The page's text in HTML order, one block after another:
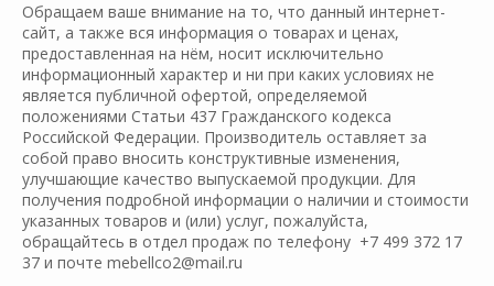
Обращаем ваше внимание на то, что данный интернет-
сайт, а также вся информация о товарах и ценах,
предоставленная на нём, носит исключительно
информационный характер и ни при каких условиях не
является публичной офертой, определяемой
положениями Статьи 437 Гражданского кодекса
Российской Федерации. Производитель оставляет за
собой право вносить конструктивные изменения,
улучшающие качество выпускаемой продукции. Для
получения подробной информации о наличии и стоимости
указанных товаров и (или) услуг, пожалуйста,
обращайтесь в отдел продаж по телефону +7 499 372 17
37 и почте mebellco2@mail.ru